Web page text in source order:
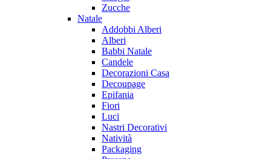
Zucche
Natale
Addobbi Alberi
Alberi
Babbi Natale
Candele
Decorazioni Casa
Decoupage
Epifania
Fiori
Luci
Nastri Decorativi
Natività
Packaging